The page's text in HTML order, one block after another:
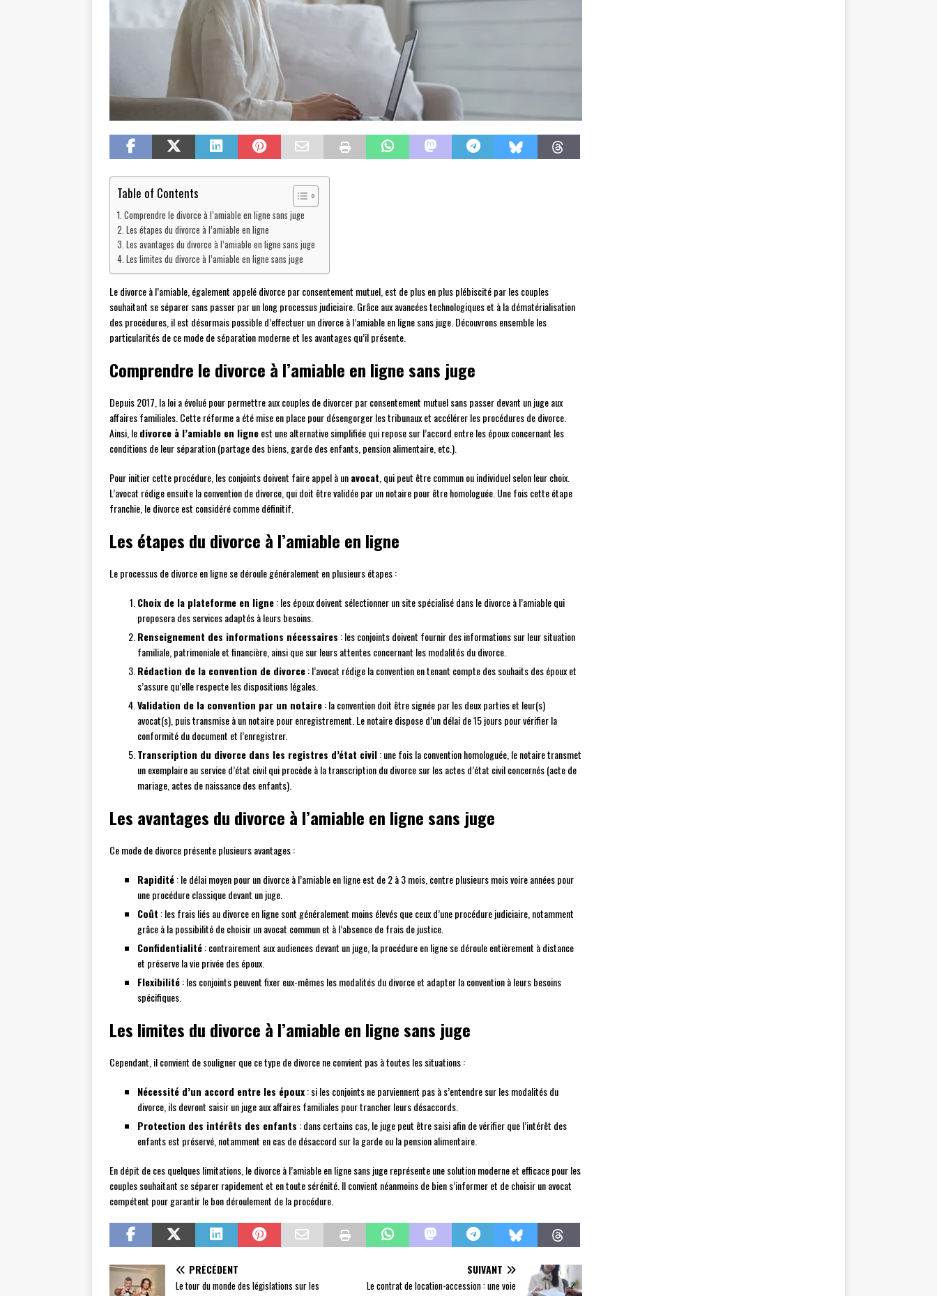
Table of Contents
Comprendre le divorce à l’amiable en ligne sans juge
Les étapes du divorce à l’amiable en ligne
Les avantages du divorce à l’amiable en ligne sans juge
Les limites du divorce à l’amiable en ligne sans juge
Le divorce à l’amiable, également appelé divorce par consentement mutuel, est de plus en plus plébiscité par les couples
souhaitant se séparer sans passer par un long processus judiciaire. Grâce aux avancées technologiques et à la dématérialisation
des procédures, il est désormais possible d’effectuer un divorce à l’amiable en ligne sans juge. Découvrons ensemble les
particularités de ce mode de séparation moderne et les avantages qu’il présente.
Comprendre le divorce à l’amiable en ligne sans juge
Depuis 2017, la loi a évolué pour permettre aux couples de divorcer par consentement mutuel sans passer devant un juge aux
affaires familiales. Cette réforme a été mise en place pour désengorger les tribunaux et accélérer les procédures de divorce.
Ainsi, ledivorce à l’amiable en ligneest une alternative simplifiée qui repose sur l’accord entre les époux concernant les
conditions de leur séparation (partage des biens, garde des enfants, pension alimentaire, etc.).
Pour initier cette procédure, les conjoints doivent faire appel à unavocat , qui peut être commun ou individuel selon leur choix.
L’avocat rédige ensuite la convention de divorce, qui doit être validée par un notaire pour être homologuée. Une fois cette étape
franchie, le divorce est considéré comme définitif.
Les étapes du divorce à l’amiable en ligne
Le processus de divorce en ligne se déroule généralement en plusieurs étapes :
Choix de la plateforme en ligne: les époux doivent sélectionner un site spécialisé dans le divorce à l’amiable qui
proposera des services adaptés à leurs besoins.
Renseignement des informations nécessaires : les conjoints doivent fournir des informations sur leur situation
familiale, patrimoniale et financière, ainsi que sur leurs attentes concernant les modalités du divorce.
Rédaction de la convention de divorce: l’avocat rédige la convention en tenant compte des souhaits des époux et
s’assure qu’elle respecte les dispositions légales.
Validation de la convention par un notaire: la convention doit être signée par les deux parties et leur(s)
avocat(s), puis transmise à un notaire pour enregistrement. Le notaire dispose d’un délai de 15 jours pour vérifier la
conformité du document et l’enregistrer.
Transcription du divorce dans les registres d’état civil: une fois la convention homologuée, le notaire transmet
un exemplaire au service d’état civil qui procède à la transcription du divorce sur les actes d’état civil concernés (acte de
mariage, actes de naissance des enfants).
Les avantages du divorce à l’amiable en ligne sans juge
Ce mode de divorce présente plusieurs avantages :
Rapidité: le délai moyen pour un divorce à l’amiable en ligne est de 2 à 3 mois, contre plusieurs mois voire années pour
une procédure classique devant un juge.
Coût : les frais liés au divorce en ligne sont généralement moins élevés que ceux d’une procédure judiciaire, notamment
grâce à la possibilité de choisir un avocat commun et à l’absence de frais de justice.
Confidentialité: contrairement aux audiences devant un juge, la procédure en ligne se déroule entièrement à distance
et préserve la vie privée des époux.
Flexibilité: les conjoints peuvent fixer eux-mêmes les modalités du divorce et adapter la convention à leurs besoins
spécifiques.
Les limites du divorce à l’amiable en ligne sans juge
Cependant, il convient de souligner que ce type de divorce ne convient pas à toutes les situations :
Nécessité d’un accord entre les époux: si les conjoints ne parviennent pas à s’entendre sur les modalités du
divorce, ils devront saisir un juge aux affaires familiales pour trancher leurs désaccords.
Protection des intérêts des enfants : dans certains cas, le juge peut être saisi afin de vérifier que l’intérêt des
enfants est préservé, notamment en cas de désaccord sur la garde ou la pension alimentaire.
En dépit de ces quelques limitations, le divorce à l’amiable en ligne sans juge représente une solution moderne et efficace pour les
couples souhaitant se séparer rapidement et en toute sérénité. Il convient néanmoins de bien s’informer et de choisir un avocat
compétent pour garantir le bon déroulement de la procédure.
PRÉCÉDENT
Le tour du monde des législations sur les
SUIVANT
Le contrat de location-accession : une voie